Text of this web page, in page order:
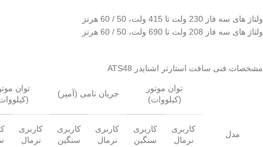
ولتاژ های سه فاز 230 ولت تا 415 ولت، 50 / 60 هرتز
ولتاژ های سه فاز 208 ولت تا 690 ولت، 50 / 60 هرتز
مشخصات فنی سافت استارتر اشنایدر ATS48
مدل
توان موتور
(کیلووات)
جریان نامی (آمپر)
توان
کاربری
نرمال
کاربری
سنگین
کاربری
نرمال
کاربری
سنگین
کاربری
نرمال